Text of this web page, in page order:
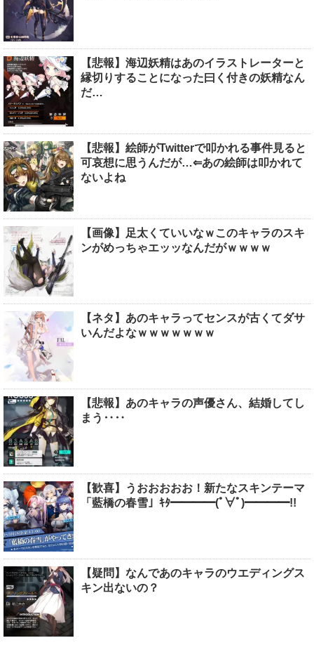
【悲報】海辺妖精はあのイラストレーターと
縁切りすることになった曰く付きの妖精なん
だ…
【悲報】絵師がTwitterで叩かれる事件見ると
可哀想に思うんだが…⇐あの絵師は叩かれて
ないよね
【画像】足太くていいなｗこのキャラのスキ
ンがめっちゃエッッなんだがｗｗｗｗ
【ネタ】あのキャラってセンスが古くてダサ
いんだよなｗｗｗｗｗｗｗ
【悲報】あのキャラの声優さん、結婚してし
まう‥‥
【歓喜】うおおおおお！新たなスキンテーマ
「藍橋の春雪」ｷﾀ━━━━(ﾟ∀ﾟ)━━━━!!
【疑問】なんであのキャラのウエディングス
キン出ないの？